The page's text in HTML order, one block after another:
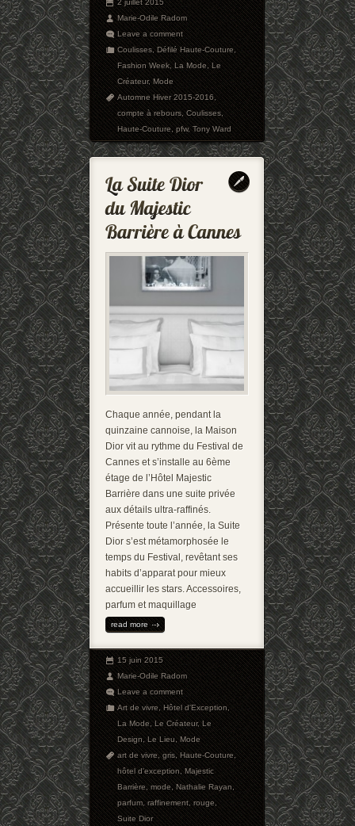
2 juillet 2015
Marie-Odile Radom
Leave a comment
Coulisses,Défilé Haute-Couture,
Fashion Week,La Mode,Le
Créateur,Mode
Automne Hiver 2015-2016,
compte à rebours,Coulisses,
Haute-Couture,pfw,Tony Ward
Chaque année, pendant la
quinzaine cannoise, la Maison
Dior vit au rythme du Festival de
Cannes et s’installe au 6ème
étage de l’Hôtel Majestic
Barrière dans une suite privée
aux détails ultra-raffinés.
Présente toute l’année, la Suite
Dior s’est métamorphosée le
temps du Festival, revêtant ses
habits d’apparat pour mieux
accueillir les stars. Accessoires,
parfum et maquillage
read more
15 juin 2015
Marie-Odile Radom
Leave a comment
Art de vivre,Hôtel d'Exception,
La Mode,Le Créateur,Le
Design,Le Lieu,Mode
art de vivre,gris,Haute-Couture,
hôtel d'exception,Majestic
Barrière,mode,Nathalie Rayan,
parfum,raffinement,rouge,
Suite Dior